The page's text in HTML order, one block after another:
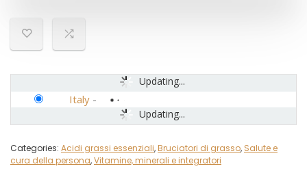
Updating...
Updating...
Italy -
Categories: Acidi grassi essenziali,Bruciatori di grasso, Salute e
cura della persona,Vitamine, minerali e integratori